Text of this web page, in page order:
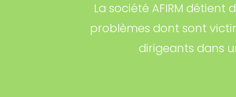
La société AFIRM
problèmes dont sont
dirigeants dans